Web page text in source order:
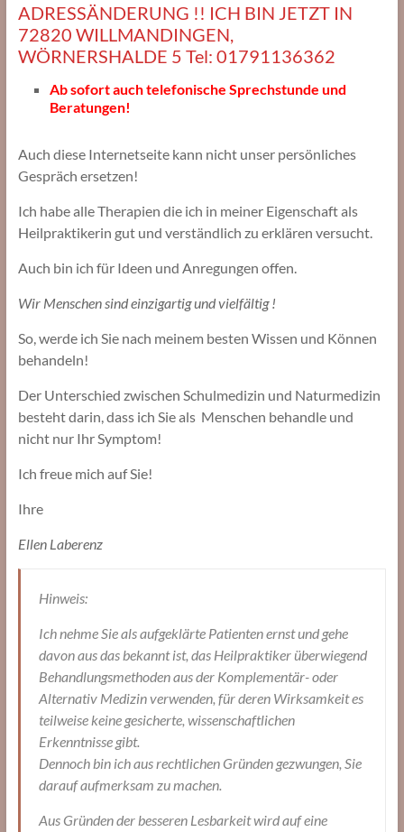
ADRESSÄNDERUNG !! ICH BIN JETZT IN
72820 WILLMANDINGEN,
WÖRNERSHALDE 5 Tel: 01791136362
Ab sofort auch telefonische Sprechstunde und
Beratungen!
Auch diese Internetseite kann nicht unser persönliches
Gespräch ersetzen!
Ich habe alle Therapien die ich in meiner Eigenschaftals
Heilpraktikerin gut und verständlich zu erklären versucht.
Auch bin ich für Ideen und Anregungen offen.
Wir Menschen sind einzigartig und vielfältig !
So, werde ich Sie nach meinem besten Wissen und Können
behandeln!
Der Unterschied zwischen Schulmedizin und Naturmedizin
besteht darin, dass ich Sie als Menschen behandle und
nicht nur Ihr Symptom!
Ich freue mich auf Sie!
Ihre
Ellen Laberenz
Hinweis:
Ich nehme Sie als aufgeklärte Patienten ernst und gehe
davon aus das bekannt ist, das Heilpraktiker überwiegend
Behandlungsmethoden aus der Komplementär- oder
Alternativ Medizin verwenden, für deren Wirksamkeit es
teilweise keine gesicherte, wissenschaftlichen
Erkenntnisse gibt.
Dennoch bin ich aus rechtlichen Gründen gezwungen, Sie
darauf aufmerksam zu machen.
Aus Gründen der besseren Lesbarkeit wird auf eine